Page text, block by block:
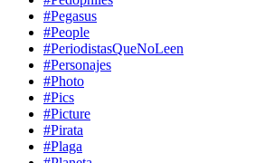
#Pegasus
#People
#PeriodistasQueNoLeen
#Personajes
#Photo
#Pics
#Picture
#Pirata
#Plaga